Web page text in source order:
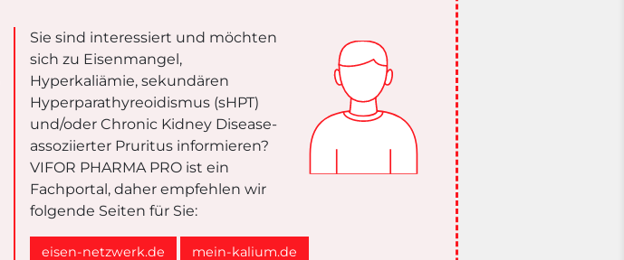
Sie sind interessiert und möchten
sich zu Eisenmangel,
Hyperkaliämie, sekundären
Hyperparathyreoidismus (sHPT)
und/oder Chronic Kidney Disease-
assoziierter Pruritus informieren?
VIFOR PHARMA PRO ist ein
Fachportal, daher empfehlen wir
folgende Seiten für Sie:
eisen-netzwerk.de mein-kalium.de